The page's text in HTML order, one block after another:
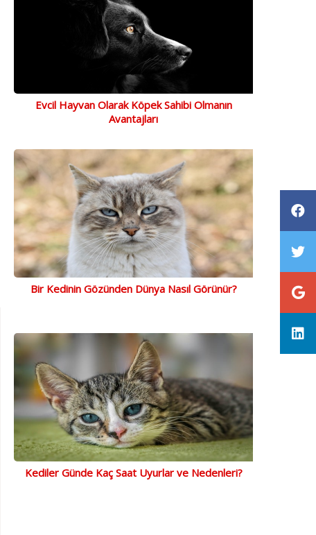
Evcil Hayvan Olarak Köpek Sahibi Olmanın
Avantajları
Bir Kedinin Gözünden Dünya Nasıl Görünür?
Kediler Günde Kaç Saat Uyurlar ve Nedenleri?